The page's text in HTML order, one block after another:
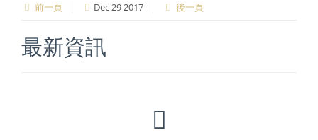
前一頁 Dec 29 2017 後一頁
最新資訊